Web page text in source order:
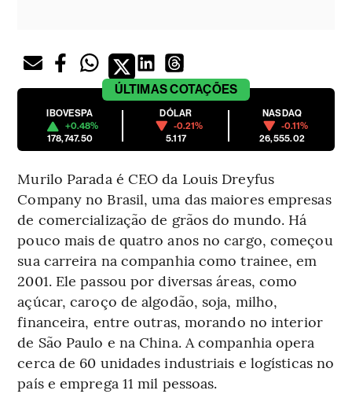
ÚLTIMASCOTAÇÕES
IBOVESPA
+0.48%
178,747.50
DÓLAR
-0.21%
5.117
NASDAQ
-0.11%
26,555.02
Murilo Parada é CEO da Louis Dreyfus
Company no Brasil, uma das maiores empresas
de comercialização de grãos do mundo. Há
pouco mais de quatro anos no cargo, começou
sua carreira na companhia como trainee, em
2001. Ele passou por diversas áreas, como
açúcar, caroço de algodão, soja, milho,
financeira, entre outras, morando no interior
de São Paulo e na China. A companhia opera
cerca de 60 unidades industriais e logísticas no
país e emprega 11 mil pessoas.